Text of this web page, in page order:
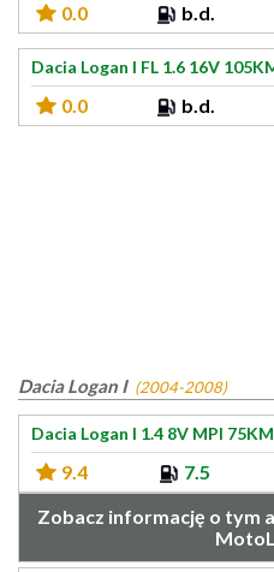
0.0 b.d.
Dacia Logan I FL 1.6 16V
0.0 b.d.
Dacia Logan I (2004-2008)
Dacia Logan I 1.4 8V MPI
9.4 7.5
Zobacz informację o tym